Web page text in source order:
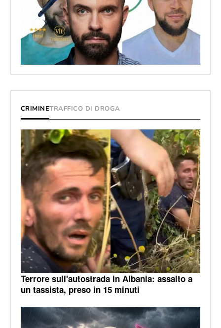
CRIMINETRAFFICO DI DROGA
Terrore sull'autostrada in Albania: assalto a
un tassista, preso in 15 minuti